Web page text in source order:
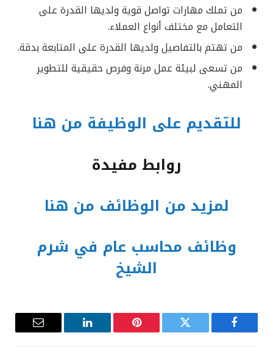
من تملك مهارات تواصل قوية ولديها القدرة على
التعامل مع مختلف أنواع العملاء.
من تهتم بالتفاصيل ولديها القدرة على المتابعة بدقة.
من تسعى لبيئة عمل مرنة وفرص حقيقية للتطوير
المهني.
للتقديم على الوظيفة من هنا
روابط مفيدة
لمزيد من الوظائف من هنا
وظائف محاسب عام في شرم
الشيخ
فيسبوك تويتر بينتيريست لينكدإن
البريد